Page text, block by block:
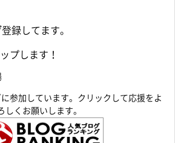
登録してます。
プします！
参加しています。クリックして応援をよ
しくお願いします。